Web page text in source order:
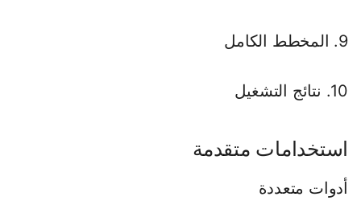
9. المخطط الكامل
10. نتائج التشغيل
استخدامات متقدمة
أدوات متعددة